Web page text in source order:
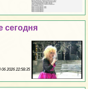
сегодня
06 2026 22:58:35